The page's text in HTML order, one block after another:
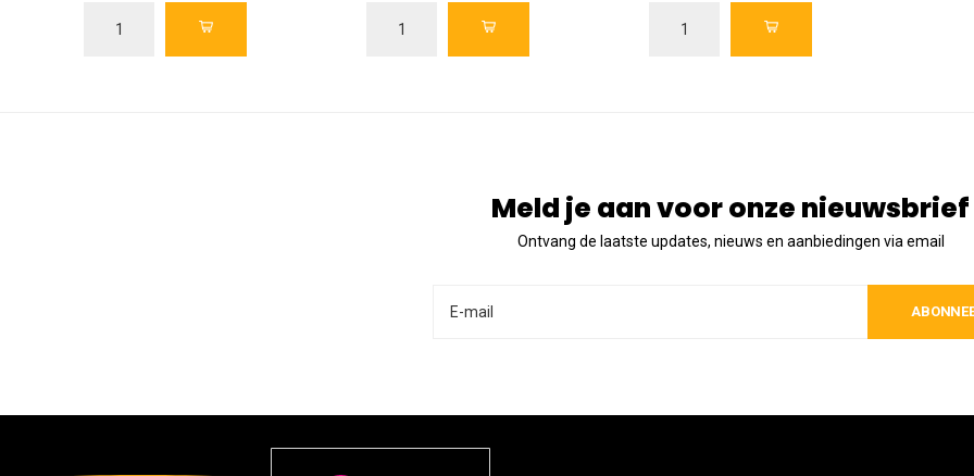
Meld je aan voor onze nieuwsbrief
Ontvang de laatste updates, nieuws en aanbiedingen via email